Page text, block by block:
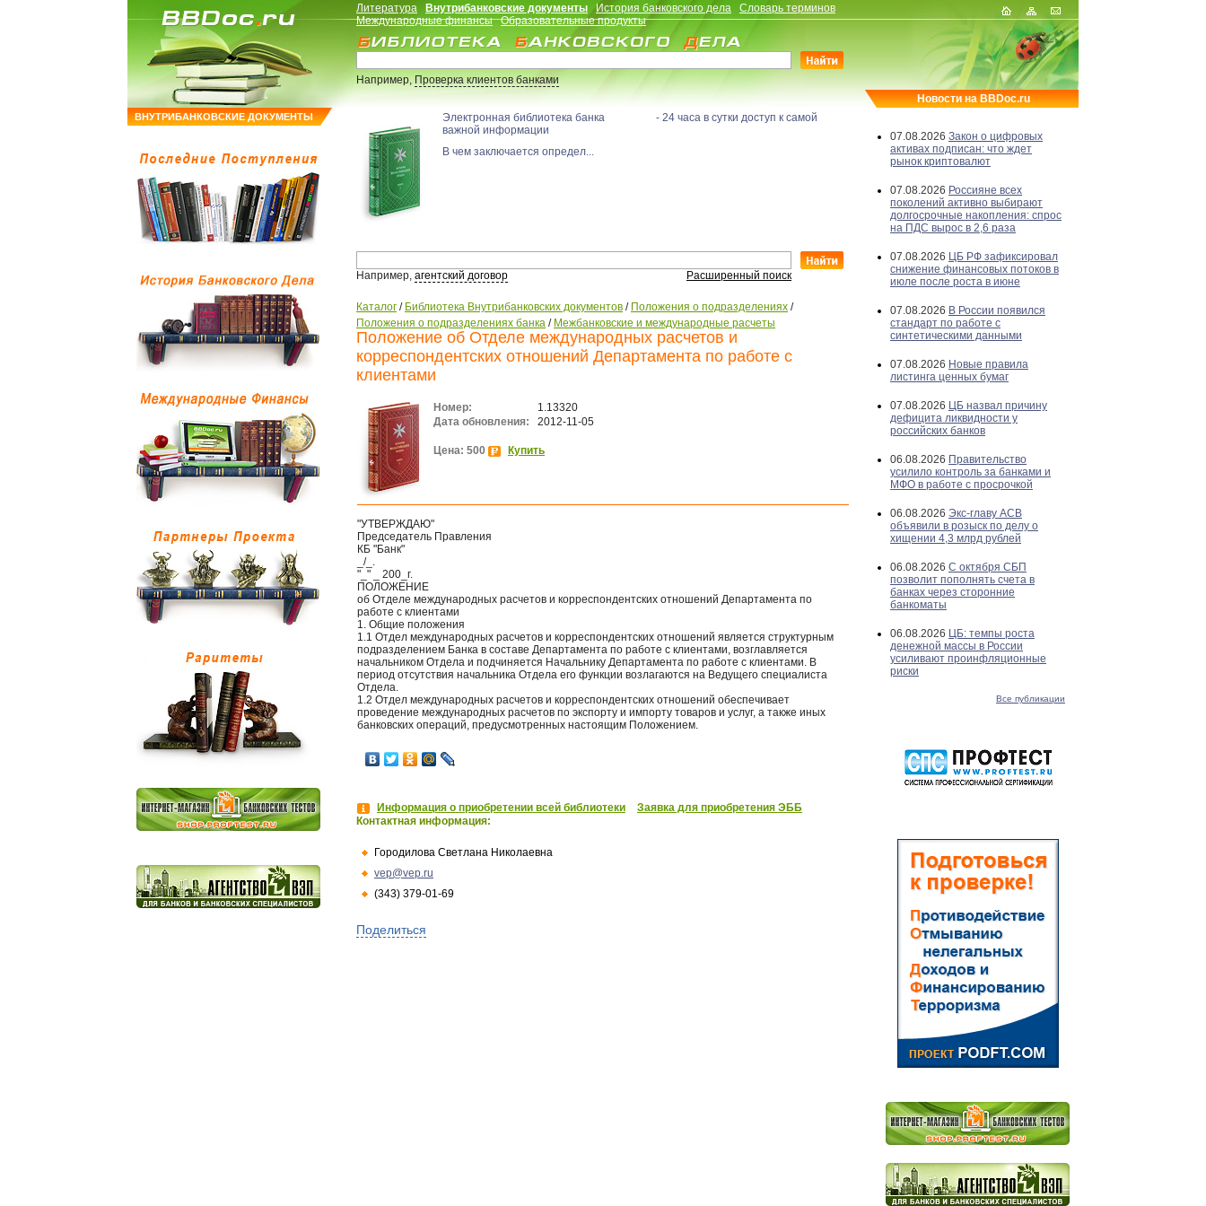
ВНУТРИБАНКОВСКИЕ ДОКУМЕНТЫ
Литература Внутрибанковские документы История банковского дела
Словарь терминов
Международные финансы
Образовательные продукты
Например,Проверка клиентов банками
Электронная библиотека банка - 24 часа в сутки доступ к самой
важной информации
В чем заключается определ...
Например, агентский договор Расширенный поиск
Каталог / Библиотека Внутрибанковских документов / Положения о подразделениях /
Положения о подразделениях банка / Межбанковские и международные расчеты
Положение об Отделе международных расчетов и
корреспондентских отношений Департамента по работе с
клиентами
Номер:
1.13320
Дата обновления:
2012-11-05
Цена: 500 Купить
"УТВЕРЖДАЮ"
Председатель Правления
КБ "Банк"
_/_.
"_" _ 200_г.
ПОЛОЖЕНИЕ
об Отделе международных расчетов и корреспондентских отношений Департамента по
работе с клиентами
1. Общие положения
1.1 Отдел международных расчетов и корреспондентских отношений является структурным
подразделением Банка в составе Департамента по работе с клиентами, возглавляется
начальником Отдела и подчиняется Начальнику Департамента по работе с клиентами. В
период отсутствия начальника Отдела его функции возлагаются на Ведущего специалиста
Отдела.
1.2 Отдел международных расчетов и корреспондентских отношений обеспечивает
проведение международных расчетов по экспорту и импорту товаров и услуг, а также иных
банковских операций, предусмотренных настоящим Положением.
Информация о приобретении всей библиотеки
Заявка для приобретения ЭББ
Контактная информация:
Городилова Светлана Николаевна
vep@vep.ru
(343) 379-01-69
Поделиться
Новости на BBDoc.ru
07.08.2026 Закон о цифровых
активах подписан: что ждет
рынок криптовалют
07.08.2026 Россияне всех
поколений активно выбирают
долгосрочные накопления: спрос
на ПДС вырос в 2,6 раза
07.08.2026 ЦБ РФ зафиксировал
снижение финансовых потоков в
июле после роста в июне
07.08.2026 В России появился
стандарт по работе с
синтетическими данными
07.08.2026 Новые правила
листинга ценных бумаг
07.08.2026 ЦБ назвал причину
дефицита ликвидности у
российских банков
06.08.2026 Правительство
усилило контроль за банками и
МФО в работе с просрочкой
06.08.2026 Экс-главу АСВ
объявили в розыск по делу о
хищении 4,3 млрд рублей
06.08.2026 С октября СБП
позволит пополнять счета в
банках через сторонние
банкоматы
06.08.2026 ЦБ: темпы роста
денежной массы в России
усиливают проинфляционные
риски
Все публикации